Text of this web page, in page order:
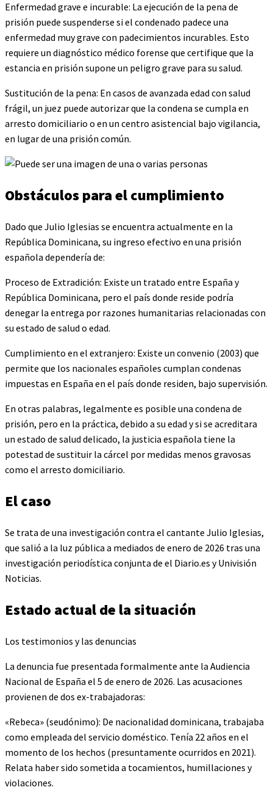
Enfermedad grave e incurable: La ejecución de la pena de
prisión puede suspenderse si el condenado padece una
enfermedad muy grave con padecimientos incurables. Esto
requiere un diagnóstico médico forense que certifique que la
estancia en prisión supone un peligro grave para su salud.
Sustitución de la pena: En casos de avanzada edad con salud
frágil, un juez puede autorizar que la condena se cumpla en
arresto domiciliario o en un centro asistencial bajo vigilancia,
en lugar de una prisión común.
Obstáculos para el cumplimiento
Dado que Julio Iglesias se encuentra actualmente en la
República Dominicana, su ingreso efectivo en una prisión
española dependería de:
Proceso de Extradición: Existe un tratado entre España y
República Dominicana, pero el país donde reside podría
denegar la entrega por razones humanitarias relacionadas con
su estado de salud o edad.
Cumplimiento en el extranjero: Existe un convenio (2003) que
permite que los nacionales españoles cumplan condenas
impuestas en España en el país donde residen, bajo supervisión.
En otras palabras, legalmente es posible una condena de
prisión, pero en la práctica, debido a su edad y si se acreditara
un estado de salud delicado, la justicia española tiene la
potestad de sustituir la cárcel por medidas menos gravosas
como el arresto domiciliario.
El caso
Se trata de una investigación contra el cantante Julio Iglesias,
que salió a la luz pública a mediados de enero de 2026 tras una
investigación periodística conjunta de el Diario.es y Univisión
Noticias.
Estado actual de la situación
Los testimonios y las denuncias
La denuncia fue presentada formalmente ante la Audiencia
Nacional de España el 5 de enero de 2026. Las acusaciones
provienen de dos ex-trabajadoras:
«Rebeca» (seudónimo): De nacionalidad dominicana, trabajaba
como empleada del servicio doméstico. Tenía 22 años en el
momento de los hechos (presuntamente ocurridos en 2021).
Relata haber sido sometida a tocamientos, humillaciones y
violaciones.